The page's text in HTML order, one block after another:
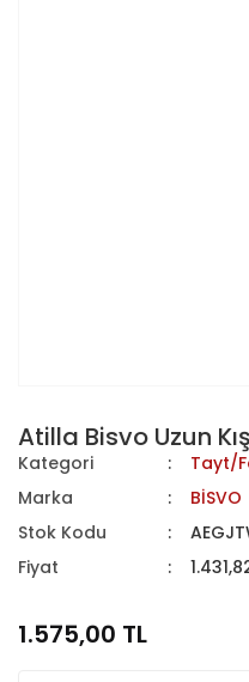
Atilla Bisvo Uzun
Kategori
Tayt/
Marka
BİSVO
Stok Kodu
Fiyat
1.575,00 TL